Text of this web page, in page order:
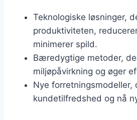
Teknologiske løsninger,
produktiviteten,
minimerer spild.
Bæredygtige metoder,
miljøpåvirkning og øger
Nye forretningsmodeller,
kundetilfredshed og nå